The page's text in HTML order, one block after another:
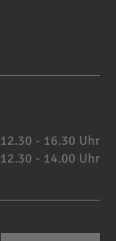
12.30 - 16.30 Uhr
12.30 - 14.00 Uhr